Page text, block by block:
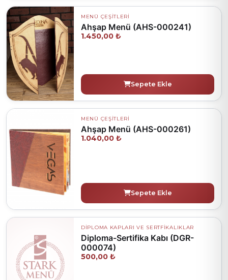
MENÜ ÇEŞİTLERİ
Ahşap Menü (AHS-000241)
1.450,00 ₺
Sepete Ekle
MENÜ ÇEŞİTLERİ
Ahşap Menü (AHS-000261)
1.040,00 ₺
Sepete Ekle
DİPLOMA KAPLARI VE SERTFİKALIKLAR
Diploma-Sertifika Kabı (DGR-
000074)
500,00 ₺